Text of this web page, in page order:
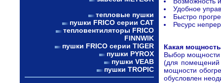
тепловые пушки
пушки FRICO серии CAT
тепловентиляторы FRICO
FINNWIK
пушки FRICO серии TIGER
пушки PYROX
пушки VEAB
пушки TROPIC
Удобное
Быстро
Ресурс
Какая
Выбор мощности
(для помещений
мощности
обусловлен